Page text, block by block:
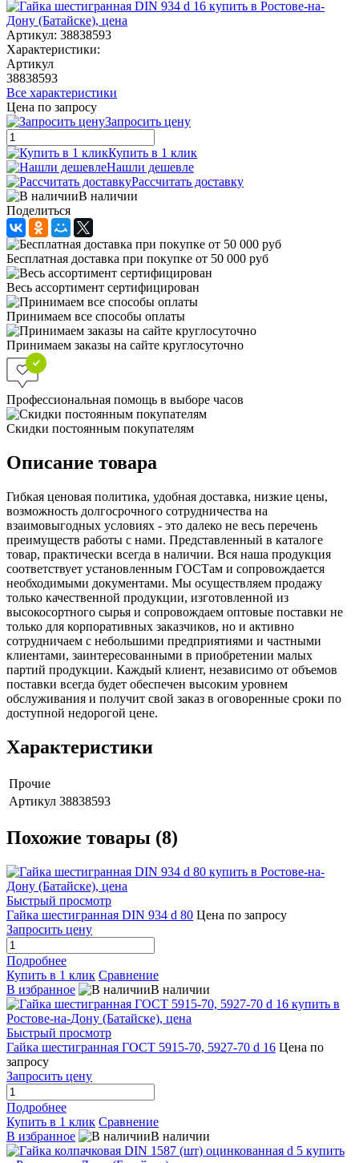
Артикул: 38838593
Характеристики:
Артикул
38838593
Все характеристики
Цена по запросу
Запросить цену
Купить в 1 клик
Нашли дешевле
Рассчитать доставку
В наличии
Поделиться
Бесплатная доставка при покупке от 50 000 руб
Весь ассортимент сертифицирован
Принимаем все способы оплаты
Принимаем заказы на сайте круглосуточно
Профессиональная помощь в выборе часов
Скидки постоянным покупателям
Описание товара
Гибкая ценовая политика, удобная доставка, низкие цены,
возможность долгосрочного сотрудничества на
взаимовыгодных условиях - это далеко не весь перечень
преимуществ работы с нами. Представленный в каталоге
товар, практически всегда в наличии. Вся наша продукция
соответствует установленным ГОСТам и сопровождается
необходимыми документами. Мы осуществляем продажу
только качественной продукции, изготовленной из
высокосортного сырья и сопровождаем оптовые поставки не
только для корпоративных заказчиков, но и активно
сотрудничаем с небольшими предприятиями и частными
клиентами, заинтересованными в приобретении малых
партий продукции. Каждый клиент, независимо от объемов
поставки всегда будет обеспечен высоким уровнем
обслуживания и получит свой заказ в оговоренные сроки по
доступной недорогой цене.
Характеристики
Прочие
Артикул 38838593
Похожие товары (8)
Быстрый просмотр
Гайка шестигранная DIN 934 d 80 Цена по запросу
Запросить цену
Подробнее
Купить в 1 клик Сравнение
В избранное
В наличии
Быстрый просмотр
Гайка шестигранная ГОСТ 5915-70, 5927-70 d 16 Цена по
запросу
Запросить цену
Подробнее
Купить в 1 клик Сравнение
В избранное
В наличии